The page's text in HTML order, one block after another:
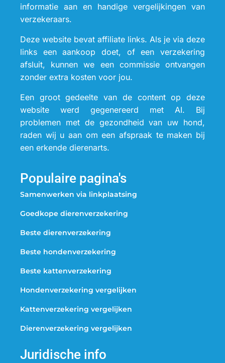
informatie aan en handige vergelijkingen van
verzekeraars.
Deze website bevat affiliate links. Als je via deze
links een aankoop doet, of een verzekering
afsluit, kunnen we een commissie ontvangen
zonder extra kosten voor jou.
Een groot gedeelte van de content op deze
website werd gegenereerd met AI. Bij
problemen met de gezondheid van uw hond,
raden wij u aan om een afspraak te maken bij
een erkende dierenarts.
Populaire pagina's
Samenwerken via linkplaatsing
Goedkope dierenverzekering
Beste dierenverzekering
Beste hondenverzekering
Beste kattenverzekering
Hondenverzekering vergelijken
Kattenverzekering vergelijken
Dierenverzekering vergelijken
Juridische info